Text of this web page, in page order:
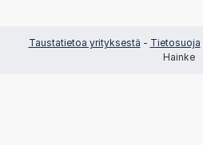
Taustatietoa yrityksestä - Tietosuoja
Hainke